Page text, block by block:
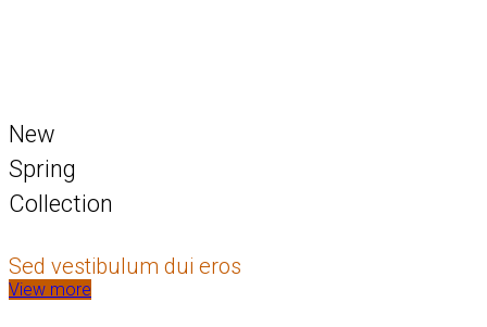
New
Spring
Collection
Sed vestibulum dui eros
View more